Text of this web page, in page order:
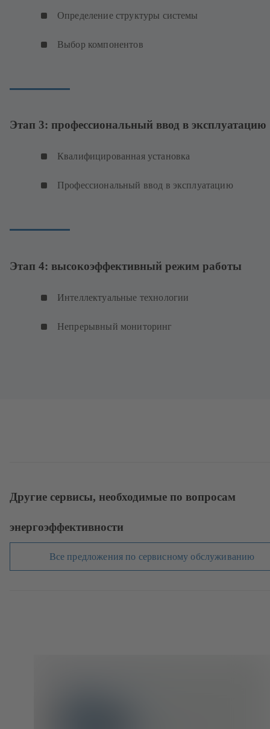
Определение структуры системы
Выбор компонентов
Этап 3: профессиональный ввод в эксплуатацию
Квалифицированная установка
Профессиональный ввод в эксплуатацию
Этап 4: высокоэффективный режим работы
Интеллектуальные технологии
Непрерывный мониторинг
Другие сервисы, необходимые по вопросам
энергоэффективности
Все предложения по сервисному обслуживанию